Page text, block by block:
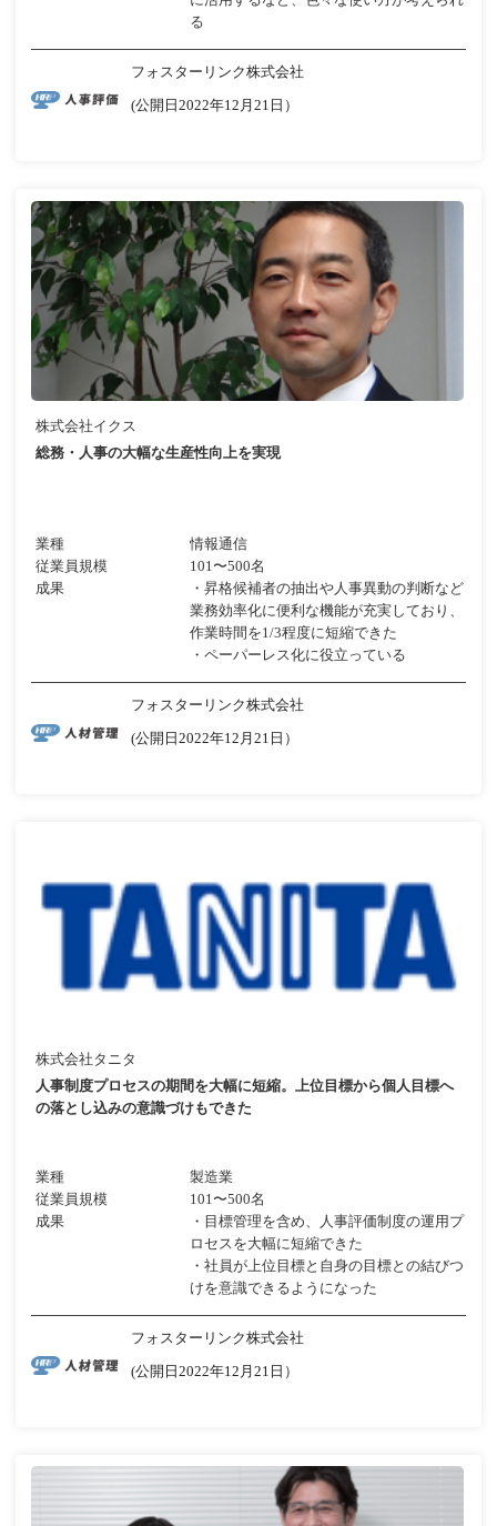
る
フォスターリンク株式会社
(公開日2022年12月21日）
株式会社イクス
総務・人事の大幅な生産性向上を実現
業種
情報通信
従業員規模
101〜500名
成果
・昇格候補者の抽出や人事異動の判断など
業務効率化に便利な機能が充実しており、
作業時間を1/3程度に短縮できた
・ペーパーレス化に役立っている
フォスターリンク株式会社
(公開日2022年12月21日）
株式会社タニタ
人事制度プロセスの期間を大幅に短縮。上位目標から個人目標へ
の落とし込みの意識づけもできた
業種
製造業
従業員規模
101〜500名
成果
・目標管理を含め、人事評価制度の運用プ
ロセスを大幅に短縮できた
・社員が上位目標と自身の目標との結びつ
けを意識できるようになった
フォスターリンク株式会社
(公開日2022年12月21日）